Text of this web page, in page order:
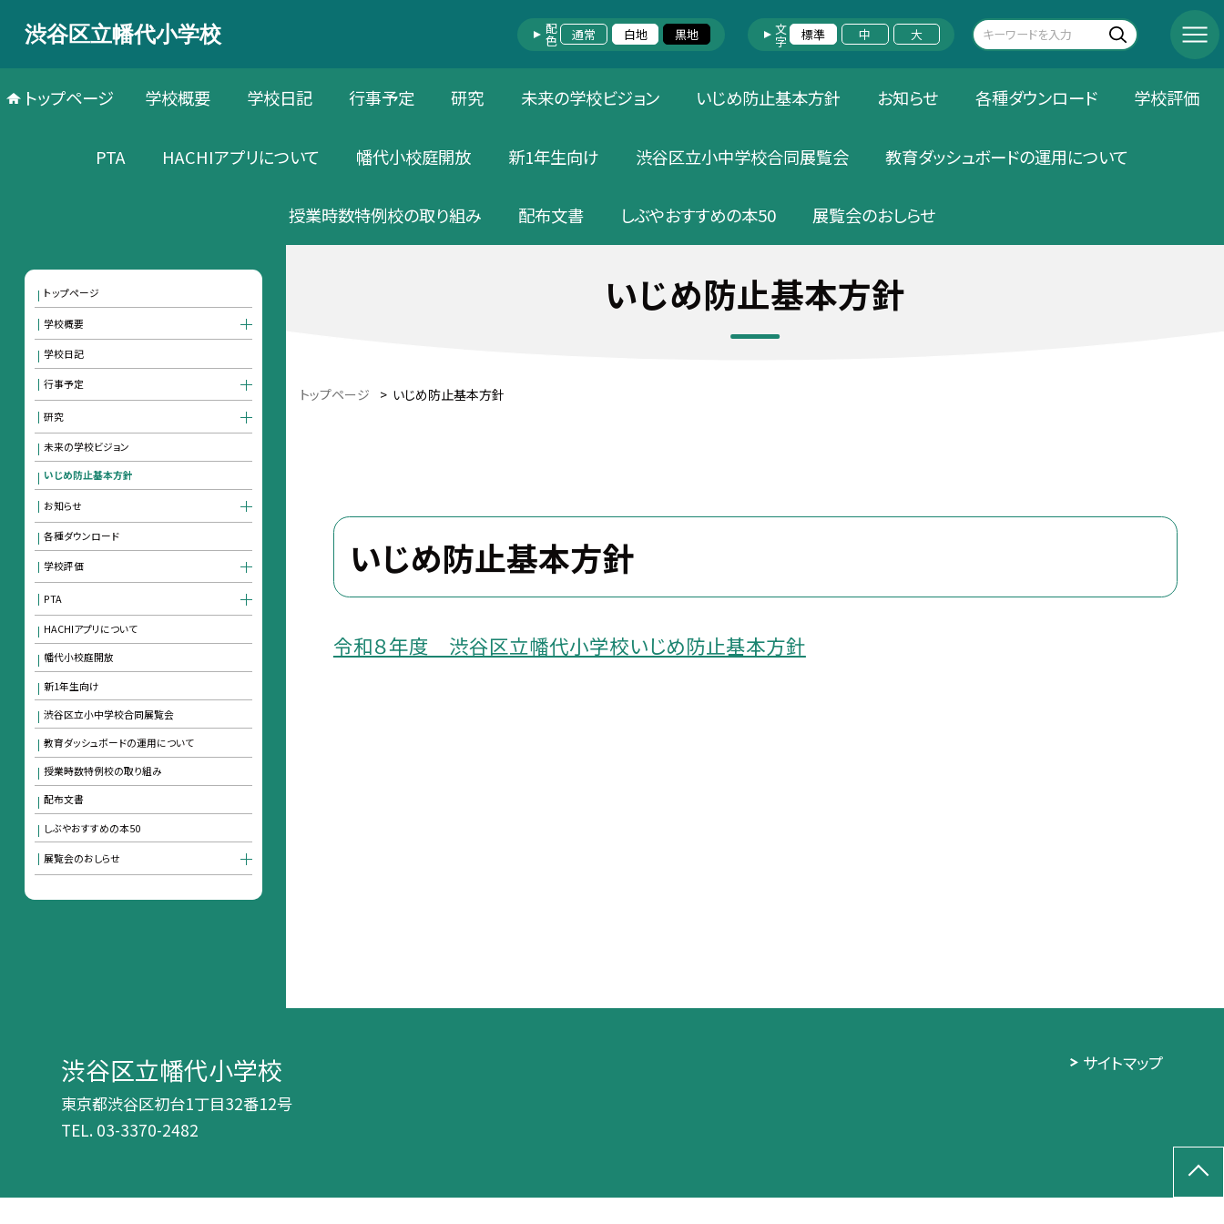
渋谷区立幡代小学校 配色 通常 白地 黒地 文字 標準 中 大
トップページ 学校概要 学校日記 行事予定 研究 未来の学校ビジョン いじめ防止基本方針 お知らせ 各種ダウンロード 学校評価
PTA HACHIアプリについて 幡代小校庭開放 新1年生向け 渋谷区立小中学校合同展覧会 教育ダッシュボードの運用について
授業時数特例校の取り組み 配布文書 しぶやおすすめの本50 展覧会のおしらせ
いじめ防止基本方針
トップページ > いじめ防止基本方針
いじめ防止基本方針
令和８年度 渋谷区立幡代小学校いじめ防止基本方針
トップページ
学校概要
学校日記
行事予定
研究
未来の学校ビジョン
いじめ防止基本方針
お知らせ
各種ダウンロード
学校評価
PTA
HACHIアプリについて
幡代小校庭開放
新1年生向け
渋谷区立小中学校合同展覧会
教育ダッシュボードの運用について
授業時数特例校の取り組み
配布文書
しぶやおすすめの本50
展覧会のおしらせ
渋谷区立幡代小学校
東京都渋谷区初台1丁目32番12号
TEL. 03-3370-2482
サイトマップ